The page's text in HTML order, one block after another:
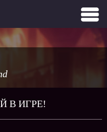
В ИГРЕ!